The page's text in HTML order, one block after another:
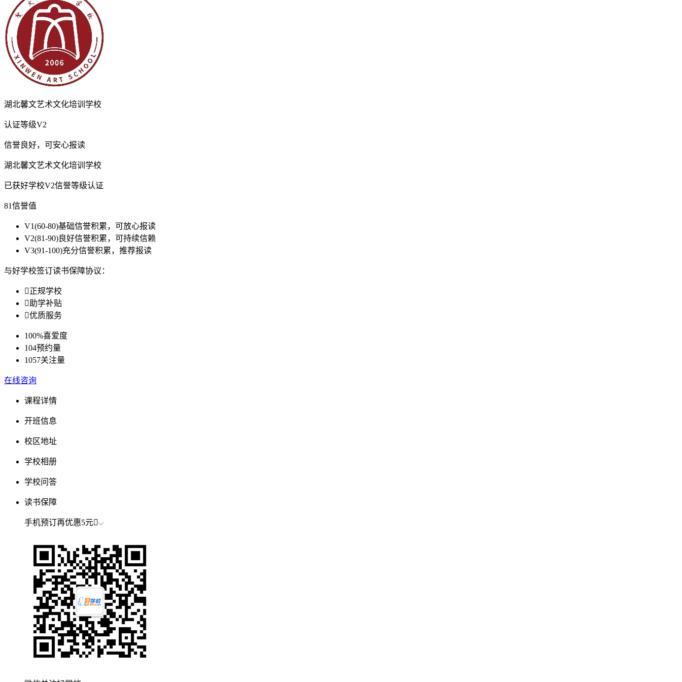
湖北馨文艺术文化培训学校
认证等级V2
信誉良好，可安心报读
湖北馨文艺术文化培训学校
已获好学校V2信誉等级认证
81信誉值
V1(60-80)基础信誉积累，可放心报读
V2(81-90)良好信誉积累，可持续信赖
V3(91-100)充分信誉积累，推荐报读
与好学校签订读书保障协议：
正规学校
助学补贴
优质服务
100%喜爱度
104预约量
1057关注量
在线咨询
课程详情
开班信息
校区地址
学校相册
学校问答
读书保障
手机预订再优惠5元